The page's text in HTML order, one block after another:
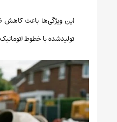
این ویژگی‌ها باعث کاهش
تولیدشده با خطوط